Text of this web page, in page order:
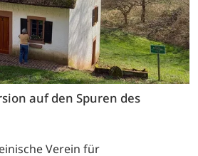
auf den Spuren des
Verein für